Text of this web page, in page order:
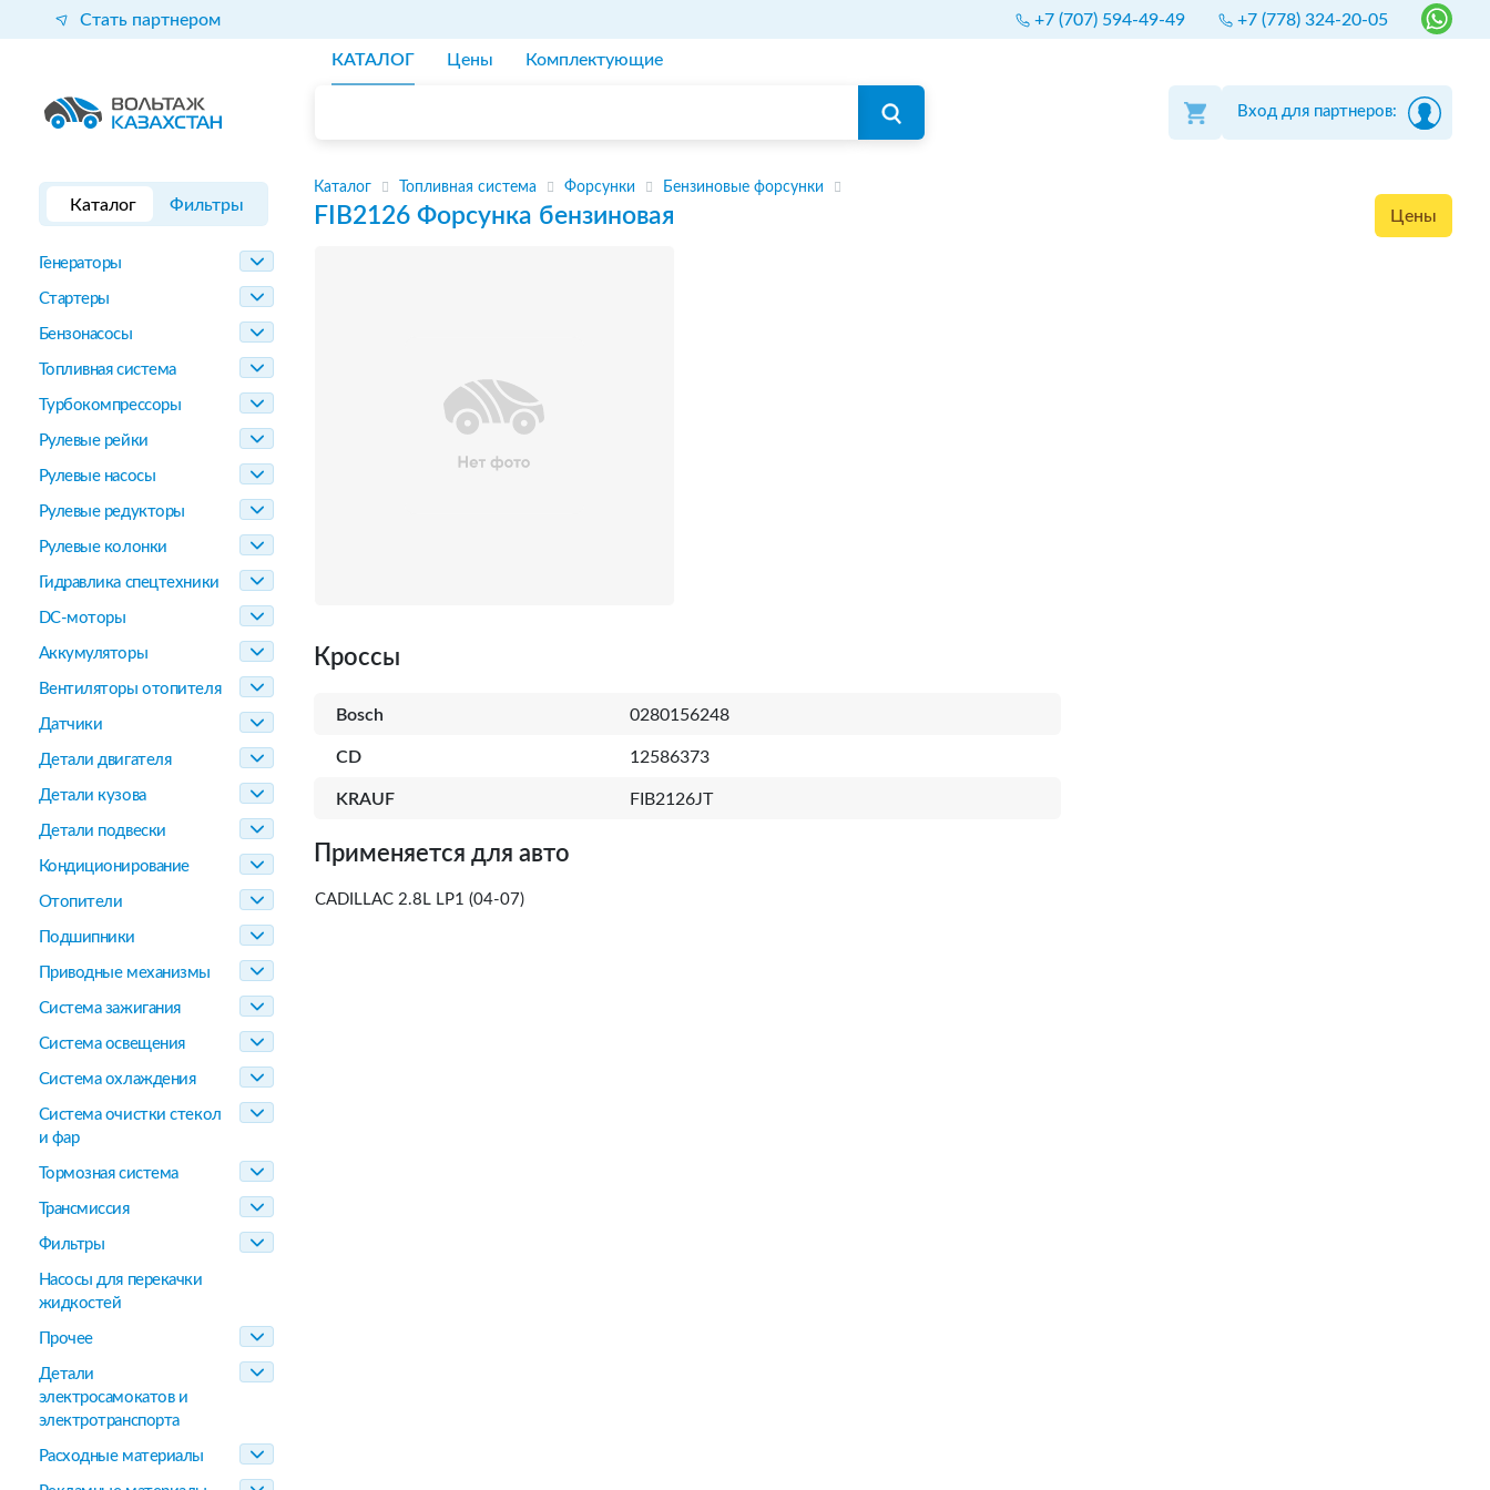
Стать партнером +7 (707) 594-49-49 +7 (778) 324-20-05
КАТАЛОГ Цены Комплектующие
Вход для партнеров:
Каталог Фильтры
Генераторы
Стартеры
Бензонасосы
Топливная система
Турбокомпрессоры
Рулевые рейки
Рулевые насосы
Рулевые редукторы
Рулевые колонки
Гидравлика спецтехники
DC-моторы
Аккумуляторы
Вентиляторы отопителя
Датчики
Детали двигателя
Детали кузова
Детали подвески
Кондиционирование
Отопители
Подшипники
Приводные механизмы
Система зажигания
Система освещения
Система охлаждения
Система очистки стекол
и фар
Тормозная система
Трансмиссия
Фильтры
Насосы для перекачки
жидкостей
Прочее
Детали
электросамокатов и
электротранспорта
Расходные материалы
Каталог Топливная система Форсунки Бензиновые форсунки
FIB2126 Форсунка бензиновая Цены
Кроссы
Bosch 0280156248
CD 12586373
KRAUF FIB2126JT
Применяется для авто
CADILLAC 2.8L LP1 (04-07)